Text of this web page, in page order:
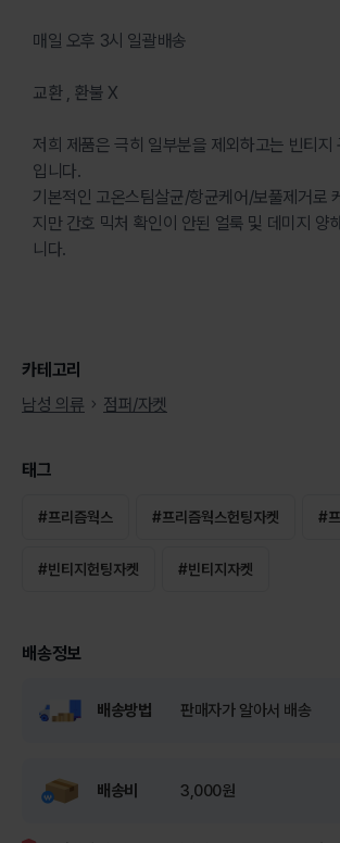
매일 오후 3시 일괄배송
교환 , 환불 X
저희 제품은 극히 일부분을 제외하고는 빈티지
입니다.
기본적인 고온스팀살균/항균케어/보풀제거로
지만 간호 믹처 확인이 안된 얼룩 및 데미지 양
니다.
카테고리
남성 의류
점퍼/자켓
태그
#프리즘웍스 #프리즘웍스헌팅자켓 #
#빈티지헌팅자켓 #빈티지자켓
배송정보
배송방법 판매자가 알아서 배송
배송비 3,000원